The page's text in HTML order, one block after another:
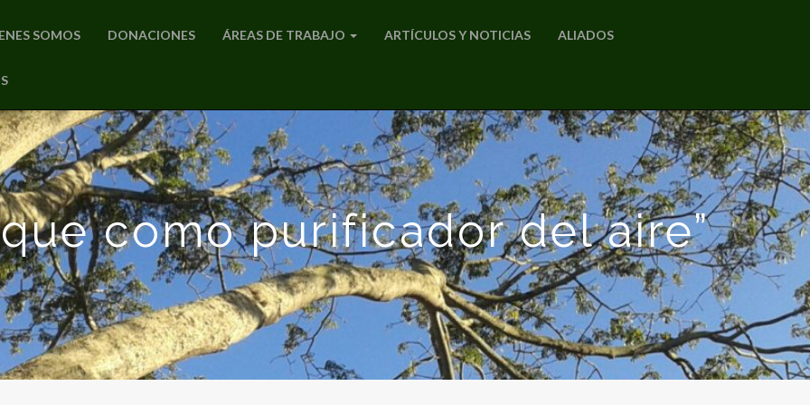
SOMOS DONACIONES ÁREAS DE TRABAJO ARTÍCULOS Y NOTICIAS ALIADOS
como purificador del aire”